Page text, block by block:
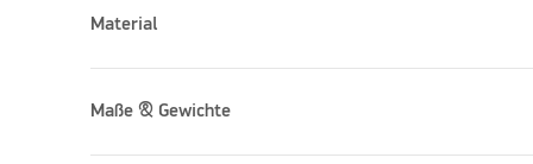
Material
Maße & Gewichte